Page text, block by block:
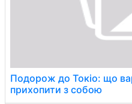
Подорож до Токіо: що
прихопити з собою